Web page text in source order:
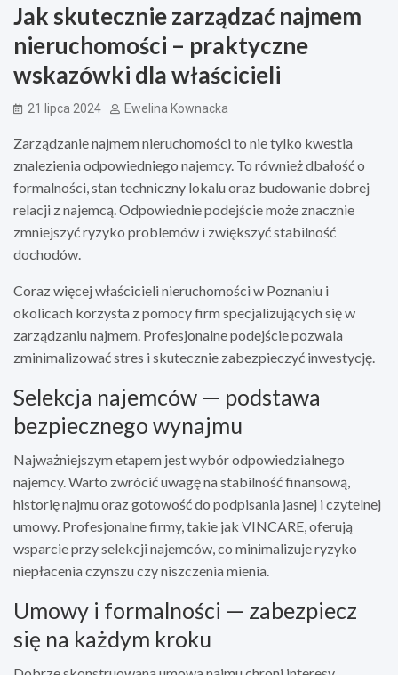
Jak skutecznie zarządzać najmem
nieruchomości – praktyczne
wskazówki dla właścicieli
21 lipca 2024 Ewelina Kownacka
Zarządzanie najmem nieruchomości to nie tylko kwestia
znalezienia odpowiedniego najemcy. To również dbałość o
formalności, stan techniczny lokalu oraz budowanie dobrej
relacji z najemcą. Odpowiednie podejście może znacznie
zmniejszyć ryzyko problemów i zwiększyć stabilność
dochodów.
Coraz więcej właścicieli nieruchomości w Poznaniu i
okolicach korzysta z pomocy firm specjalizujących się w
zarządzaniu najmem. Profesjonalne podejście pozwala
zminimalizować stres i skutecznie zabezpieczyć inwestycję.
Selekcja najemców — podstawa
bezpiecznego wynajmu
Najważniejszym etapem jest wybór odpowiedzialnego
najemcy. Warto zwrócić uwagę na stabilność finansową,
historię najmu oraz gotowość do podpisania jasnej i czytelnej
umowy. Profesjonalne firmy, takie jak VINCARE, oferują
wsparcie przy selekcji najemców, co minimalizuje ryzyko
niepłacenia czynszu czy niszczenia mienia.
Umowy i formalności — zabezpiecz
się na każdym kroku